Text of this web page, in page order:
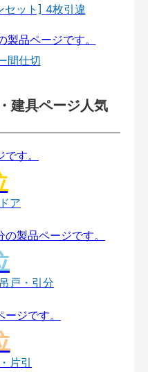
セット] 4枚引違
間仕切
建具ページ人気
ア
戸・引分
片引